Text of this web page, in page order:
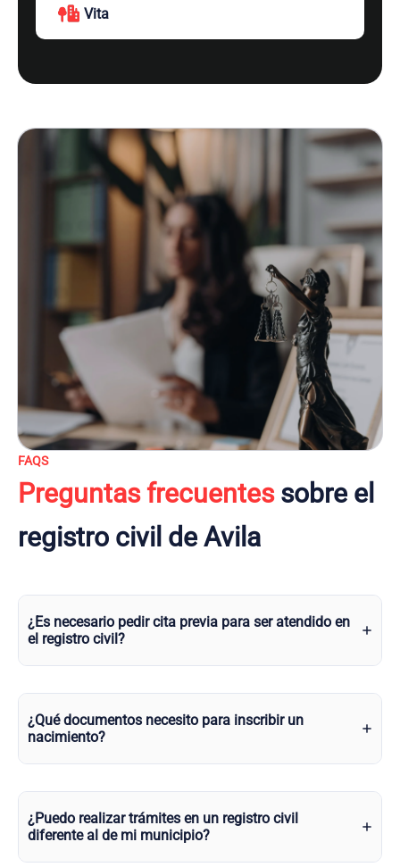
Vita
FAQS
Preguntas frecuentessobre el
registro civil de Avila
¿Es necesario pedir cita previa para ser atendido en
el registro civil?
¿Qué documentos necesito para inscribir un
nacimiento?
¿Puedo realizar trámites en un registro civil
diferente al de mi municipio?